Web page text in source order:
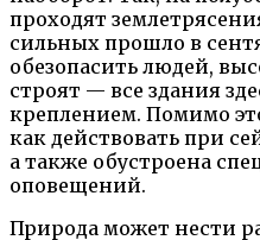
проходят
сильных прошло в
обезопасить людей,
строят — все здания
креплением. Помимо
как действовать при
а также обустроена
оповещений.
Природа может нести